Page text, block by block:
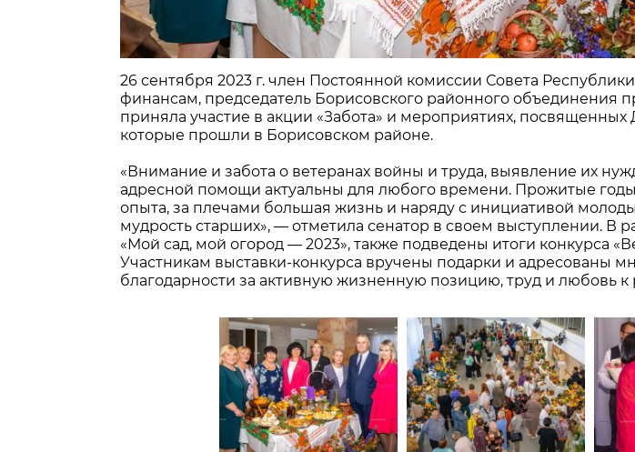
26 сентября 2023 г. член Постоянной комиссии Совета
финансам, председатель Борисовского районного объединения
приняла участие в акции «Забота» и мероприятиях,
которые прошли в Борисовском районе.
«Внимание и забота о ветеранах войны и труда, выявление их
адресной помощи актуальны для любого времени. Прожитые
опыта, за плечами большая жизнь и наряду с инициативой
мудрость старших», — отметила сенатор в своем выступлении. В
«Мой сад, мой огород — 2023», также подведены итоги конкурса
Участникам выставки-конкурса вручены подарки и адресованы
благодарности за активную жизненную позицию, труд и любовь к